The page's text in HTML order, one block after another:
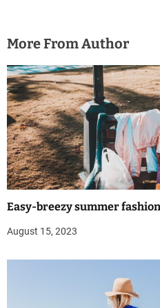
More From Author
Easy-breezy summer
August 15, 2023